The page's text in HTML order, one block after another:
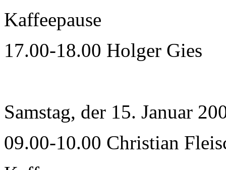
Kaffeepause
17.00-18.00 Holger Gies
Samstag, der 15. Januar
09.00-10.00 Christian